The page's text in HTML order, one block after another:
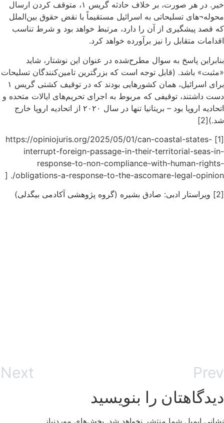
خیر. در هر صورت، بر خلاف حادثه گریس ۱، متوقف کردن ارسال
محوله¬های تسلیحاتی به اسرائیل مستقیماً با نقض حقوق بین‌الملل
که قصد پیشگیری از آن را دارد، مرتبط خواهد بود و شرط تناسب
اقدامات متقابل را نیز برآورده خواهد کرد.
بنابراین پاسخ به سوال مطرح‌شده در عنوان این نوشتار، شاید
«مثبت» باشد. (قابل توجه است که بزرگترین تامین‌کنندگان تسلیحات
برای اسرائیل، همان کشورهایی بودند که در توقیف کشتی گریس ۱
دست داشتند، توقیفی که مربوط به اجرای تحریم‌های ایالات متحده و
اتحادیه اروپا بود – بریتانیا تنها در سال ۲۰۲۰ از اتحادیه اروپا خارج
شد.)[2]
[1] https://opiniojuris.org/2025/05/01/can-coastal-states-
interrupt-foreign-passage-in-their-territorial-seas-in-
response-to-non-compliance-with-human-rights-
obligations-a-response-to-the-ascomare-legal-opinion/. [
[2] ویراستار ادبی: صادق بشیره (گروه پژوهشی آکادمی بیگدلی)
Prev
Next
دیدگاهتان را بنویسید
نشانی ایمیل شما منتشر نخواهد شد. بخش‌های موردنیاز